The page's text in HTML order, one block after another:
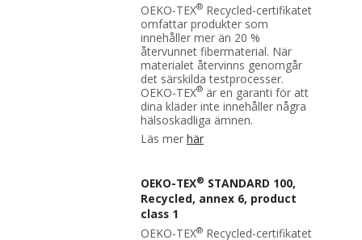
OEKO-TEX®Recycled-certifikatet
omfattar produkter som
innehåller mer än 20 %
återvunnet fibermaterial. När
materialet återvinns genomgår
det särskilda testprocesser.
OEKO-TEX®är en garanti för att
dina kläder inte innehåller några
hälsoskadliga ämnen.
Läs mer här
OEKO-TEX® STANDARD 100,
Recycled, annex 6, product
class 1
OEKO-TEX®Recycled-certifikatet